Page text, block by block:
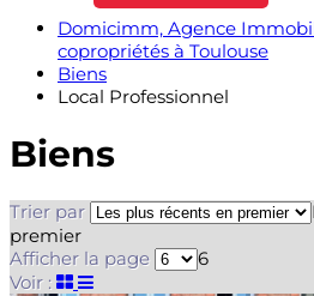
Domicimm, Agence
copropriétés à Toulouse
Biens
Local Professionnel
Biens
Trier par
premier
Afficher la page
6
Voir :